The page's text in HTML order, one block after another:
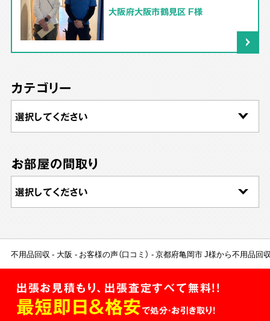
大阪府大阪市鶴見区 F様
カテゴリー
お部屋の間取り
不用品回収 大阪 お客様の声（口コミ） 京都府亀岡市 J様から不用品回
出張お見積もり、出張査定すべて無料!!
最短即日＆格安で処分・お引き取り！